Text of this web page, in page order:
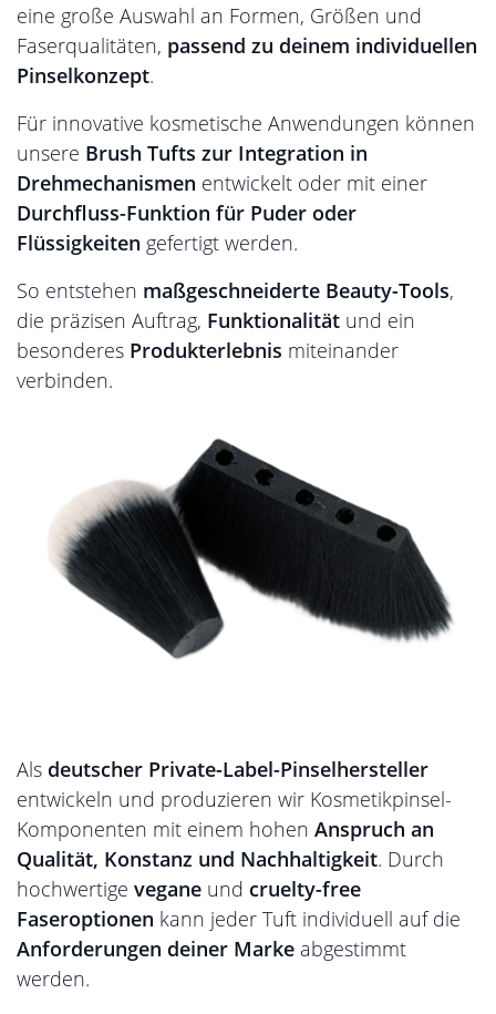
eine große Auswahl an Formen, Größen und
Faserqualitäten, passend zu deinem individuellen
Pinselkonzept.
Für innovative kosmetische Anwendungen können
unsere Brush Tufts zur Integration in
Drehmechanismen entwickelt oder mit einer
Durchfluss-Funktion für Puder oder
Flüssigkeiten gefertigt werden.
So entstehen maßgeschneiderte Beauty-Tools,
die präzisen Auftrag, Funktionalität und ein
besonderes Produkterlebnis miteinander
verbinden.
Als deutscher Private-Label-Pinselhersteller
entwickeln und produzieren wir Kosmetikpinsel-
Komponenten mit einem hohen Anspruch an
Qualität, Konstanz und Nachhaltigkeit. Durch
hochwertige vegane und cruelty-free
Faseroptionen kann jeder Tuft individuell auf die
Anforderungen deiner Marke abgestimmt
werden.